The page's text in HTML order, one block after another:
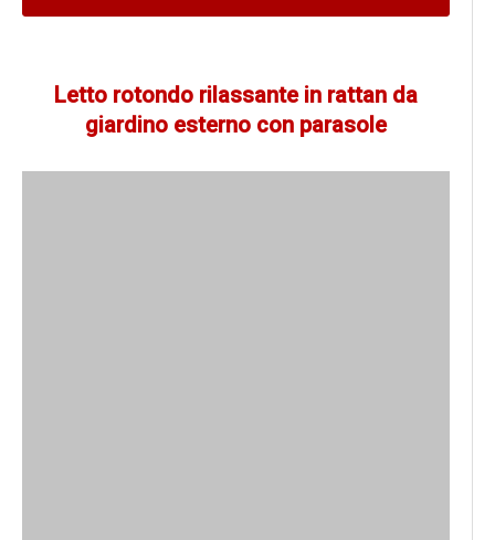
Letto rotondo rilassante in rattan da
giardino esterno con parasole